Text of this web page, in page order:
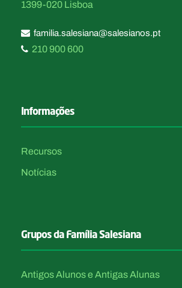
1399-020 Lisboa
familia.salesiana@salesianos.pt
210 900 600
Informações
Recursos
Notícias
Grupos da Família Salesiana
Antigos Alunos e Antigas Alunas